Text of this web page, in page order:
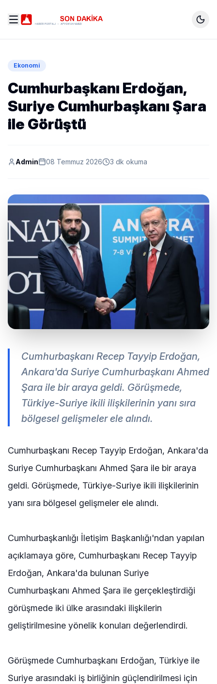
Ekonomi
Cumhurbaşkanı Erdoğan,
Suriye Cumhurbaşkanı Şara
ile Görüştü
Admin 08 Temmuz 2026 3 dk okuma
Cumhurbaşkanı Recep Tayyip Erdoğan,
Ankara'da Suriye Cumhurbaşkanı Ahmed
Şara ile bir araya geldi. Görüşmede,
Türkiye-Suriye ikili ilişkilerinin yanı sıra
bölgesel gelişmeler ele alındı.
Cumhurbaşkanı Recep Tayyip Erdoğan, Ankara'da
Suriye Cumhurbaşkanı Ahmed Şara ile bir araya
geldi. Görüşmede, Türkiye-Suriye ikili ilişkilerinin
yanı sıra bölgesel gelişmeler ele alındı.
Cumhurbaşkanlığı İletişim Başkanlığı'ndan yapılan
açıklamaya göre, Cumhurbaşkanı Recep Tayyip
Erdoğan, Ankara'da bulunan Suriye
Cumhurbaşkanı Ahmed Şara ile gerçekleştirdiği
görüşmede iki ülke arasındaki ilişkilerin
geliştirilmesine yönelik konuları değerlendirdi.
Görüşmede Cumhurbaşkanı Erdoğan, Türkiye ile
Suriye arasındaki iş birliğinin güçlendirilmesi için